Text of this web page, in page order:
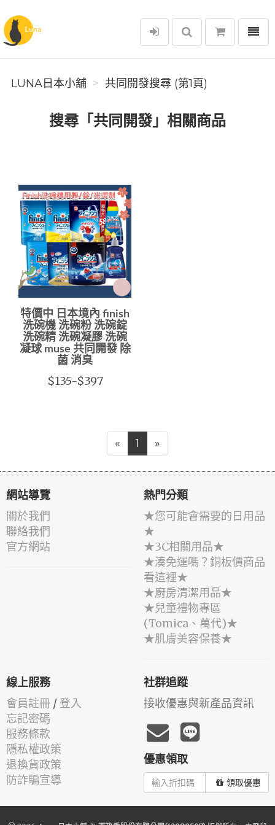
Luna日本小舖
選單
LUNA日本小舖 共同開發搜尋 (第1頁)
搜尋「共同開發」相關商品
特價中 日本境內 finish
洗碗機 洗碗粉 洗碗錠
洗碗精 洗碗凝膠 洗碗
凝球 muse 共同開發 除
菌 消臭
$135-$397
« 1 »
網站導覽
關於我們
聯絡我們
官方網站
熱門分類
★您可能會需要的日用品
★
★3C相關用品★
★湊免運嗎？銅板價商品
看這裡★
★廚房清潔用品★
★兒童禮物專區
(Tomica、萬代)★
★肌膚美容保養★
線上服務
會員註冊 / 登入
忘記密碼
服務條款
隱私權政策
退換貨政策
防詐騙宣導
社群追蹤
接收優惠與新產品資訊
優惠領取
領取優惠